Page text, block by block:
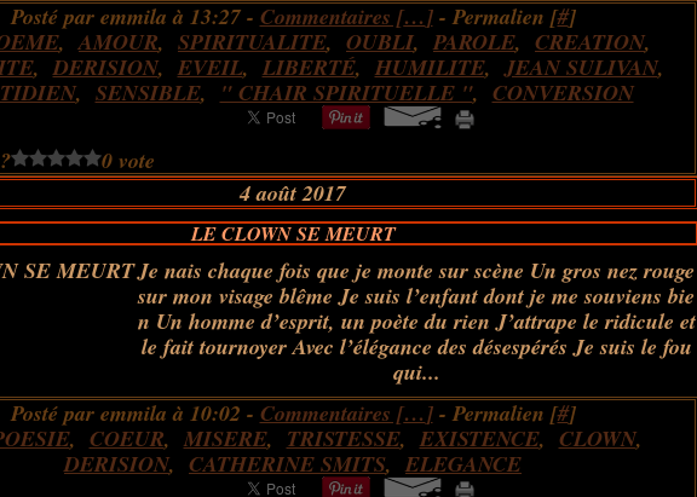
Posté par emmila à 13:27 - Commentaires […]- Permalien [#]
,AMOUR, SPIRITUALITE, OUBLI, PAROLE, CREATION,
,DERISION, EVEIL, LIBERTÉ, HUMILITE,JEAN SULIVAN,
, SENSIBLE, " CHAIR SPIRITUELLE ", CONVERSION
0 vote
4 août 2017
LE CLOWN SE MEURT
Je nais chaque fois que je monte sur scène Un gros nez rouge
sur mon visage blême Je suis l’enfant dont je me souviens bie
n Un homme d’esprit, un poète du rien J’attrape le ridicule et
le fait tournoyer Avec l’élégance des désespérés Je suis le fou
qui...
Posté par emmila à 10:02 - Commentaires […]- Permalien [#]
, COEUR, MISERE, TRISTESSE, EXISTENCE, CLOWN,
DERISION, CATHERINE SMITS, ELEGANCE